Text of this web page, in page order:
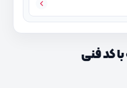
کد فنی